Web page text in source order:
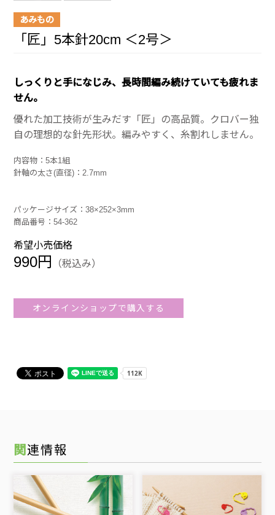
あみもの
「匠」5本針20cm ＜2号＞
しっくりと手になじみ、長時間編み続けていても疲れま
せん。
優れた加工技術が生みだす「匠」の高品質。クロバー独
自の理想的な針先形状。編みやすく、糸割れしません。
内容物：5本1組
針軸の太さ(直径)：2.7mm
パッケージサイズ：38×252×3mm
商品番号：54-362
希望小売価格
990円 （税込み）
オンラインショップで購入する
関連情報